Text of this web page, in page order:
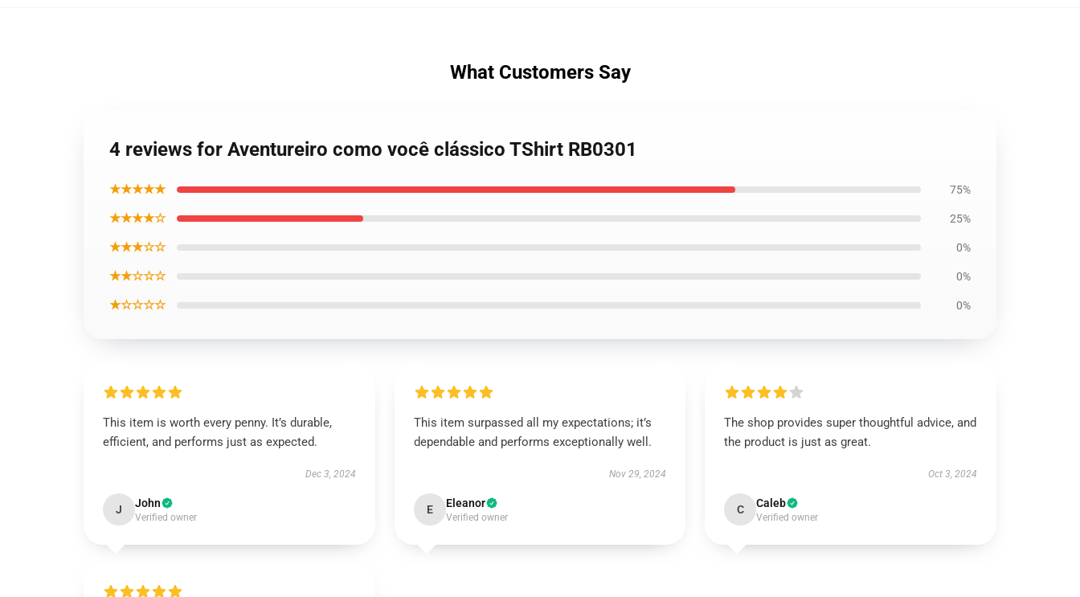
What Customers Say
4 reviews for Aventureiro como você clássico TShirt RB0301
★★★★★ 75%
★★★★☆ 25%
★★★☆☆ 0%
★★☆☆☆ 0%
★☆☆☆☆ 0%
This item is worth every penny. It’s durable,
efficient, and performs just as expected.
Dec 3, 2024
J John
Verified owner
This item surpassed all my expectations; it’s
dependable and performs exceptionally well.
Nov 29, 2024
E Eleanor
Verified owner
The shop provides super thoughtful advice, and
the product is just as great.
Oct 3, 2024
C Caleb
Verified owner